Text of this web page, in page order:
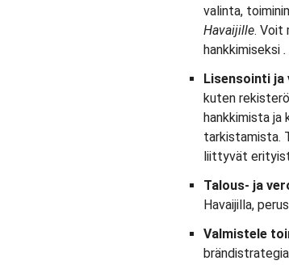
valinta,
Havaijille. Voit
hankkimiseksi .
Lisensointi ja
kuten
hankkimista ja
tarkistamista.
liittyvät
Talous- ja
Havaijilla,
Valmistele